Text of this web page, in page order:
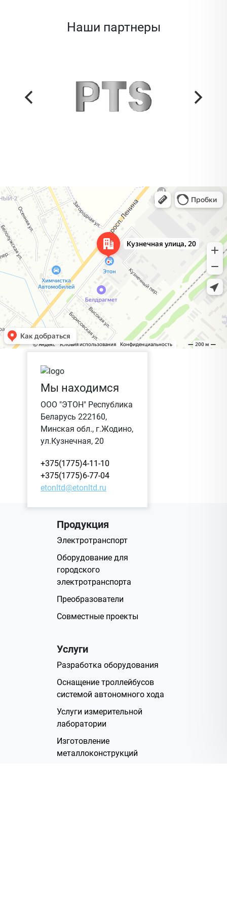
Наши партнеры
Жодино
Кузнечная улица, 20 — Яндекс Карты
Мы находимся
ООО "ЭТОН" Республика
Беларусь 222160,
Минская обл., г.Жодино,
ул.Кузнечная, 20
+375(1775)4-11-10
+375(1775)6-77-04
etonltd@etonltd.ru
Продукция
Электротранспорт
Оборудование для
городского
электротранспорта
Преобразователи
Совместные проекты
Услуги
Разработка оборудования
Оснащение троллейбусов
системой автономного хода
Услуги измерительной
лаборатории
Изготовление
металлоконструкций